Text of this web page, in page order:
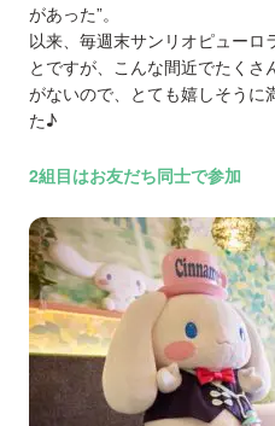
があった”。
以来、毎週末サンリオピューロ
とですが、こんな間近でたく
がないので、とても嬉しそうに
た♪
2組目はお友だち同士で参加